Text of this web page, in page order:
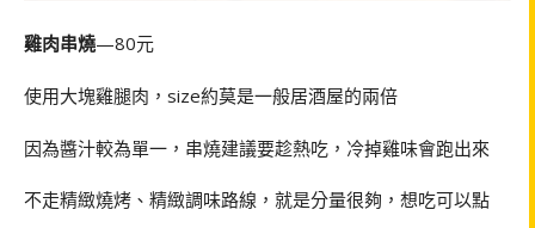
雞肉串燒—80元
使用大塊雞腿肉，size約莫是一般居酒屋的兩倍
因為醬汁較為單一，串燒建議要趁熱吃，冷掉雞味會跑出來
不走精緻燒烤、精緻調味路線，就是分量很夠，想吃可以點